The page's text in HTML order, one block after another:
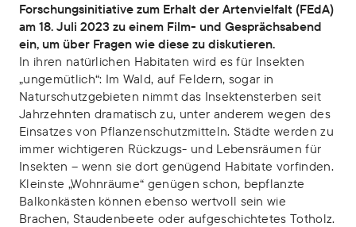
Forschungsinitiative zum Erhalt der Artenvielfalt (FEdA)
am 18. Juli 2023 zu einem Film- und Gesprächsabend
ein, um über Fragen wie diese zu diskutieren.
In ihren natürlichen Habitaten wird es für Insekten
„ungemütlich“: Im Wald, auf Feldern, sogar in
Naturschutzgebieten nimmt das Insektensterben seit
Jahrzehnten dramatisch zu, unter anderem wegen des
Einsatzes von Pflanzenschutzmitteln. Städte werden zu
immer wichtigeren Rückzugs- und Lebensräumen für
Insekten – wenn sie dort genügend Habitate vorfinden.
Kleinste „Wohnräume“ genügen schon, bepflanzte
Balkonkästen können ebenso wertvoll sein wie
Brachen, Staudenbeete oder aufgeschichtetes Totholz.